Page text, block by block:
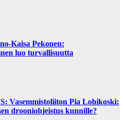
Kaisa Pekonen:
luo turvallisuutta
Vasemmistoliiton Pia Lohikoski:
drooniohjeistus kunnille?